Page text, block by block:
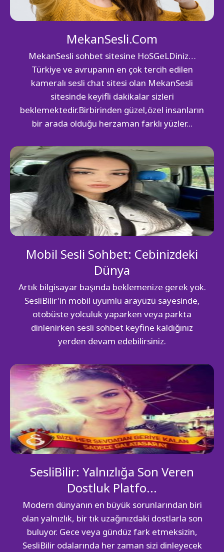
MekanSesli.Com
MekanSesli sohbet sitesine HoSGeLDiniz…
Türkiye ve avrupanın en çok tercih edilen
kameralı sesli chat sitesi olan MekanSesli
sitesinde keyifli dakikalar sizleri
beklemektedir.Birbirinden güzel,özel insanların
bir arada olduğu herzaman farklı yüzler...
Mobil Sesli Sohbet: Cebinizdeki
Dünya
Artık bilgisayar başında beklemenize gerek yok.
SesliBilir'in mobil uyumlu arayüzü sayesinde,
otobüste yolculuk yaparken veya parkta
dinlenirken sesli sohbet keyfine kaldığınız
yerden devam edebilirsiniz.
SesliBilir: Yalnızlığa Son Veren
Dostluk Platfo...
Modern dünyanın en büyük sorunlarından biri
olan yalnızlık, bir tık uzağınızdaki dostlarla son
buluyor. Gece veya gündüz fark etmeksizin,
SesliBilir odalarında her zaman sizi dinleyecek